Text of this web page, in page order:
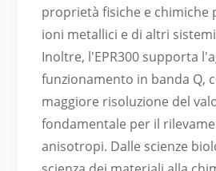
proprietà fisiche e chimiche
ioni metallici e di altri
Inoltre, l'EPR300 supporta
funzionamento in banda Q,
maggiore risoluzione del
fondamentale per il
anisotropi. Dalle scienze